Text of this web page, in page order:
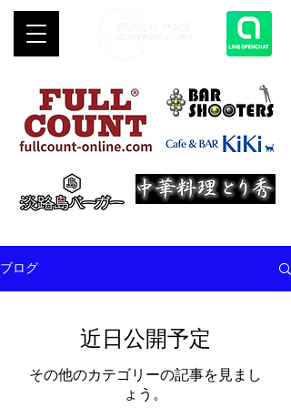
ブログ
近日公開予定
その他のカテゴリーの記事を見まし
ょう。